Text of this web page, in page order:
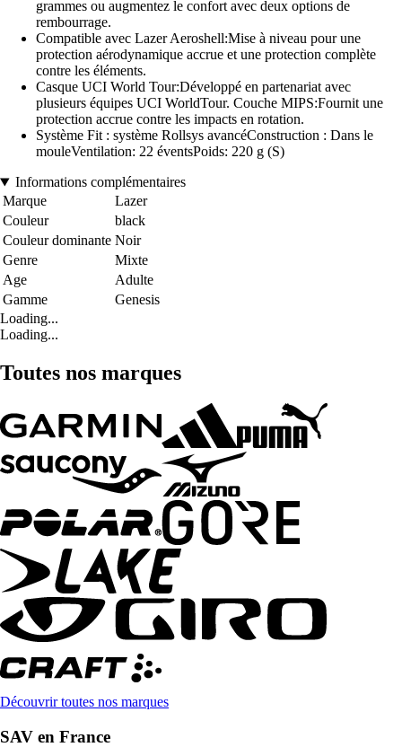
grammes ou augmentez le confort avec deux options de
rembourrage.
Compatible avec Lazer Aeroshell:Mise à niveau pour une
protection aérodynamique accrue et une protection complète
contre les éléments.
Casque UCI World Tour:Développé en partenariat avec
plusieurs équipes UCI WorldTour. Couche MIPS:Fournit une
protection accrue contre les impacts en rotation.
Système Fit : système Rollsys avancéConstruction : Dans le
mouleVentilation: 22 éventsPoids: 220 g (S)
Informations complémentaires
Marque
Lazer
Couleur
black
Couleur dominante Noir
Genre
Mixte
Age
Adulte
Gamme
Genesis
Loading...
Loading...
Toutes nos marques
Découvrir toutes nos marques
SAV en France